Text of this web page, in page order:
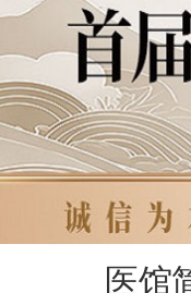
医馆